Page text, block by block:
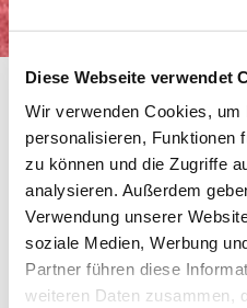
Diese Webseite verwendet
Wir verwenden Cookies, um
personalisieren, Funktionen
zu können und die Zugriffe
analysieren. Außerdem
Verwendung unserer
soziale Medien, Werbung
Partner führen diese
weiteren Daten zusammen,